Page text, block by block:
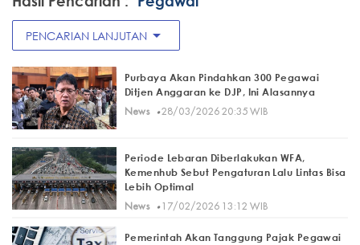
PENCARIAN LANJUTAN arrow_drop_down
Purbaya Akan Pindahkan 300 Pegawai
Ditjen Anggaran ke DJP, Ini Alasannya
News· 28/03/2026 20:35 WIB
Periode Lebaran Diberlakukan WFA,
Kemenhub Sebut Pengaturan Lalu Lintas Bisa
Lebih Optimal
News· 17/02/2026 13:12 WIB
Pemerintah Akan Tanggung Pajak Pegawai